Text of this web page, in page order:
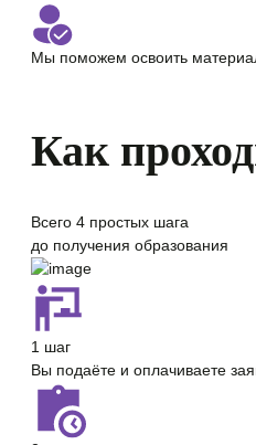
Мы поможем освоить
Как
Всего 4 простых шага
до получения образования
1 шаг
Вы подаёте и оплачиваете